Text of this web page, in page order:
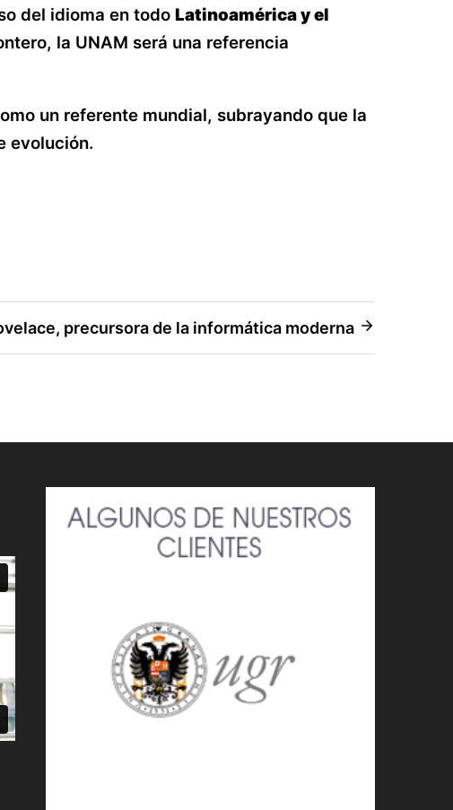
del idioma en todo Latinoamérica y el
la UNAM será una referencia
un referente mundial, subrayando que la
evolución.
precursora de la informática moderna